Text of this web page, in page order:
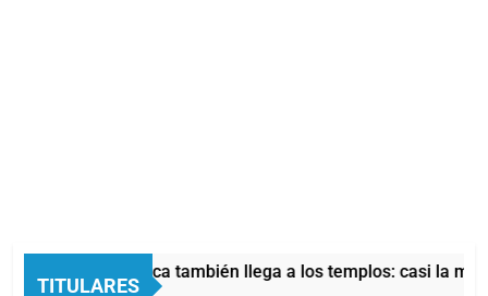
TITULARES
económica también llega a los templos: casi la mitad